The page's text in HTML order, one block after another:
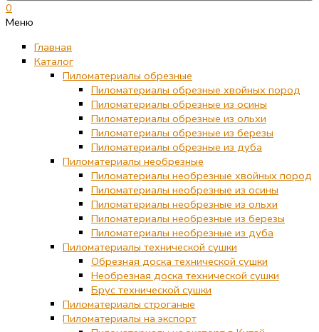
0
Меню
Главная
Каталог
Пиломатериалы обрезные
Пиломатериалы обрезные хвойных пород
Пиломатериалы обрезные из осины
Пиломатериалы обрезные из ольхи
Пиломатериалы обрезные из березы
Пиломатериалы обрезные из дуба
Пиломатериалы необрезные
Пиломатериалы необрезные хвойных пород
Пиломатериалы необрезные из осины
Пиломатериалы необрезные из ольхи
Пиломатериалы необрезные из березы
Пиломатериалы необрезные из дуба
Пиломатериалы технической сушки
Обрезная доска технической сушки
Необрезная доска технической сушки
Брус технической сушки
Пиломатериалы строганые
Пиломатериалы на экспорт